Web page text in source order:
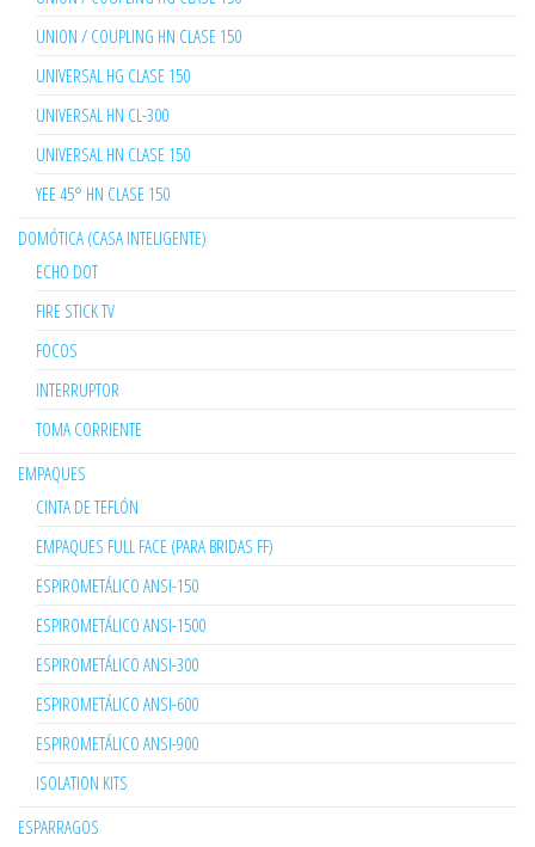
UNION / COUPLING HN CLASE 150
UNIVERSAL HG CLASE 150
UNIVERSAL HN CL-300
UNIVERSAL HN CLASE 150
YEE 45° HN CLASE 150
DOMÓTICA (CASA INTELIGENTE)
ECHO DOT
FIRE STICK TV
FOCOS
INTERRUPTOR
TOMA CORRIENTE
EMPAQUES
CINTA DE TEFLÓN
EMPAQUES FULL FACE (PARA BRIDAS FF)
ESPIROMETÁLICO ANSI-150
ESPIROMETÁLICO ANSI-1500
ESPIROMETÁLICO ANSI-300
ESPIROMETÁLICO ANSI-600
ESPIROMETÁLICO ANSI-900
ISOLATION KITS
ESPARRAGOS